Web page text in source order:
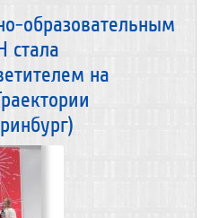
образовательным
стала
на